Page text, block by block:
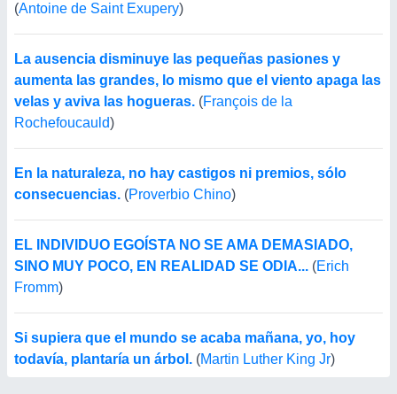
(Antoine de Saint Exupery)
La ausencia disminuye las pequeñas pasiones y
aumenta las grandes, lo mismo que el viento apaga las
velas y aviva las hogueras. (François de la
Rochefoucauld)
En la naturaleza, no hay castigos ni premios, sólo
consecuencias. (Proverbio Chino)
EL INDIVIDUO EGOÍSTA NO SE AMA DEMASIADO,
SINO MUY POCO, EN REALIDAD SE ODIA... (Erich
Fromm)
Si supiera que el mundo se acaba mañana, yo, hoy
todavía, plantaría un árbol. (Martin Luther King Jr)